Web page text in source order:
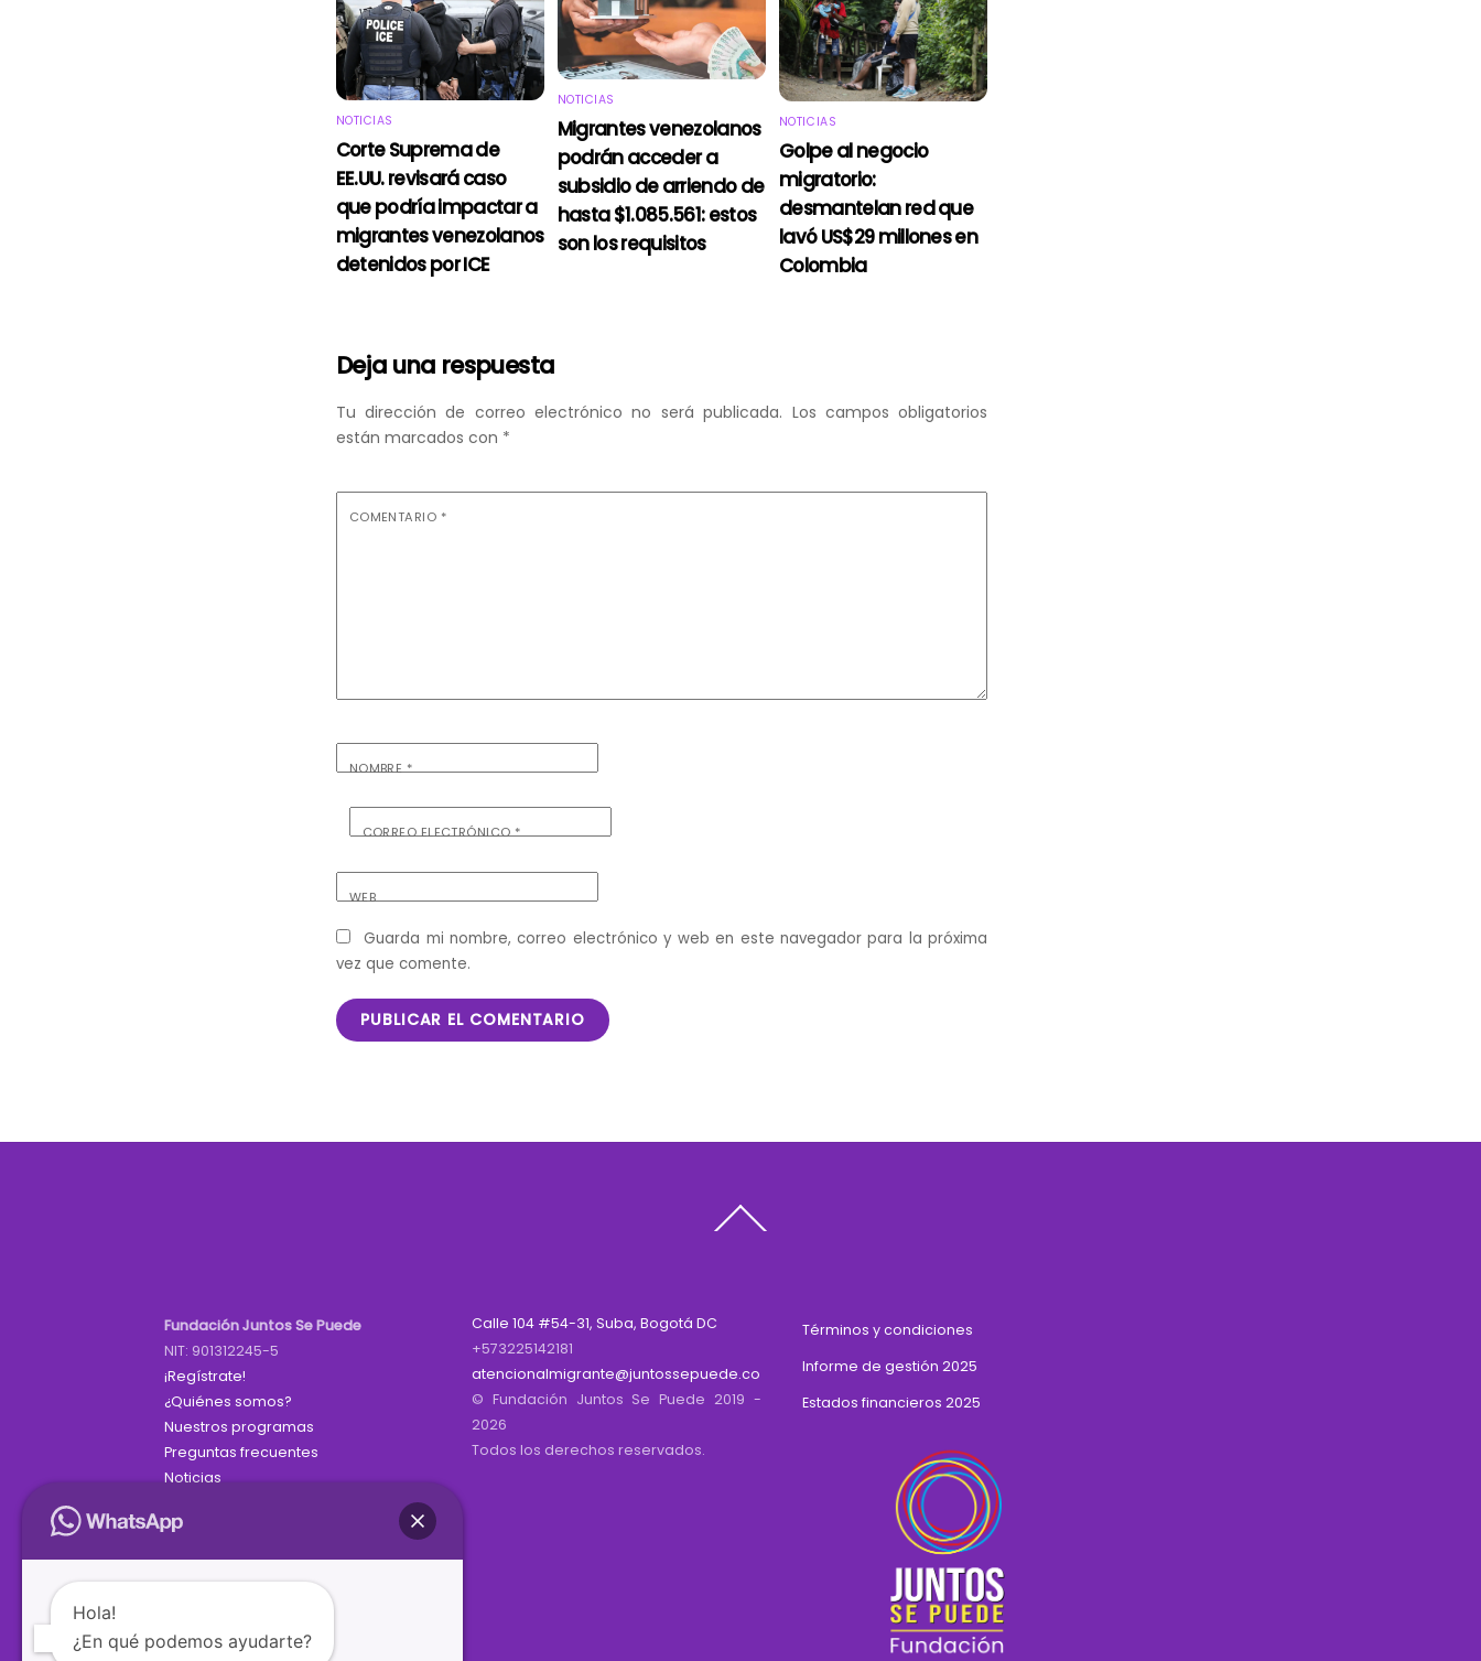
NOTICIAS
Corte Suprema de
EE.UU. revisará caso
que podría impactar a
migrantes venezolanos
detenidos por ICE
NOTICIAS
Migrantes venezolanos
podrán acceder a
subsidio de arriendo de
hasta $1.085.561: estos
son los requisitos
NOTICIAS
Golpe al negocio
migratorio:
desmantelan red que
lavó US$29 millones en
Colombia
Deja una respuesta
Tu dirección de correo electrónico no será publicada. Los campos obligatorios
están marcados con *
COMENTARIO *
NOMBRE*
CORREO ELECTRÓNICO*
WEB
Guarda mi nombre, correo electrónico y web en este navegador para la próxima
vez que comente.
To
Fundación Juntos Se Puede
NIT: 901312245-5
¡Regístrate!
¿Quiénes somos?
Nuestros programas
Preguntas frecuentes
Noticias
Calle 104 #54-31, Suba, Bogotá DC
+573225142181
atencionalmigrante@juntossepuede.co
© Fundación Juntos Se Puede 2019 -
2026
Todos los derechos reservados.
Términos y condiciones
Informe de gestión 2025
Estados financieros 2025
Hola!
¿En qué podemos ayudarte?